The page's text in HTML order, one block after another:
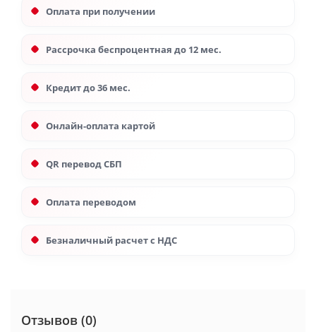
Оплата при получении
Рассрочка беспроцентная до 12 мес.
Кредит до 36 мес.
Онлайн-оплата картой
QR перевод СБП
Оплата переводом
Безналичный расчет с НДС
Отзывов (0)